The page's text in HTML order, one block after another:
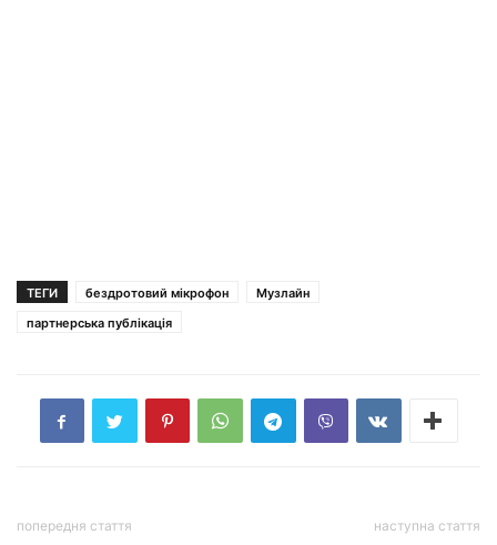
ТЕГИ бездротовий мікрофон
Музлайн
партнерська публікація
попередня стаття наступна стаття